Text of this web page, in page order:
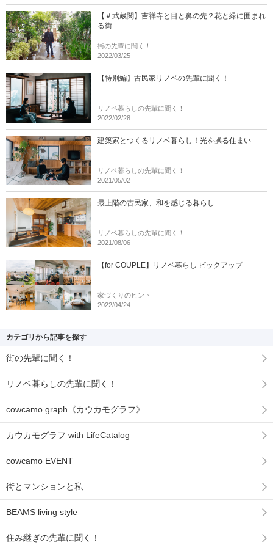
【＃武蔵関】吉祥寺と目と鼻の先？花と緑に囲まれ
る街
街の先輩に聞く！
2022/03/25
【特別編】古民家リノベの先輩に聞く！
リノベ暮らしの先輩に聞く！
2022/02/28
建築家とつくるリノベ暮らし！光を操る住まい
リノベ暮らしの先輩に聞く！
2021/05/02
最上階の古民家、和を感じる暮らし
リノベ暮らしの先輩に聞く！
2021/08/06
【for COUPLE】リノベ暮らし ピックアップ
家づくりのヒント
2022/04/24
カテゴリから記事を探す
街の先輩に聞く！
リノベ暮らしの先輩に聞く！
cowcamo graph《カウカモグラフ》
カウカモグラフ with LifeCatalog
cowcamo EVENT
街とマンションと私
BEAMS living style
住み継ぎの先輩に聞く！